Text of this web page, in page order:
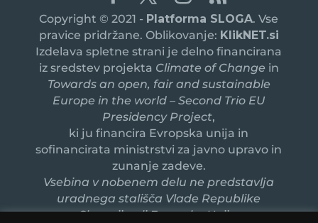
Copyright © 2021 - Platforma SLOGA. Vse
pravice pridržane. Oblikovanje: KlikNET.si
Izdelava spletne strani je delno financirana
iz sredstev projekta Climate of Change in
Towards an open, fair and sustainable
Europe in the world – Second Trio EU
Presidency Project,
ki ju financira Evropska unija in
sofinancirata ministrstvi za javno upravo in
zunanje zadeve.
Vsebina v nobenem delu ne predstavlja
uradnega stališča Vlade Republike
Slovenije ali Evropske Unije.